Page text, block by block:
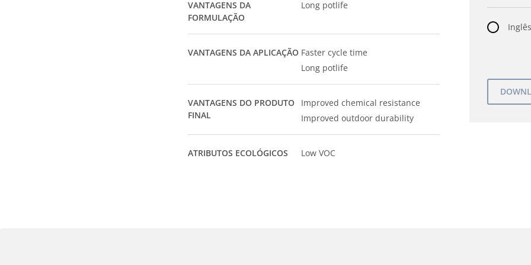
VANTAGENS DA
FORMULAÇÃO
Long potlife
VANTAGENS DA APLICAÇÃO Faster cycle time
Long potlife
VANTAGENS DO PRODUTO
FINAL
Improved chemical resistance
Improved outdoor durability
ATRIBUTOS ECOLÓGICOS Low VOC